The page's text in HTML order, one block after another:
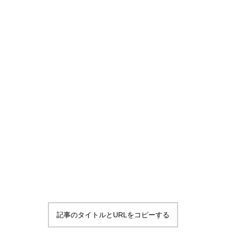
記事のタイトルとURLをコピーする